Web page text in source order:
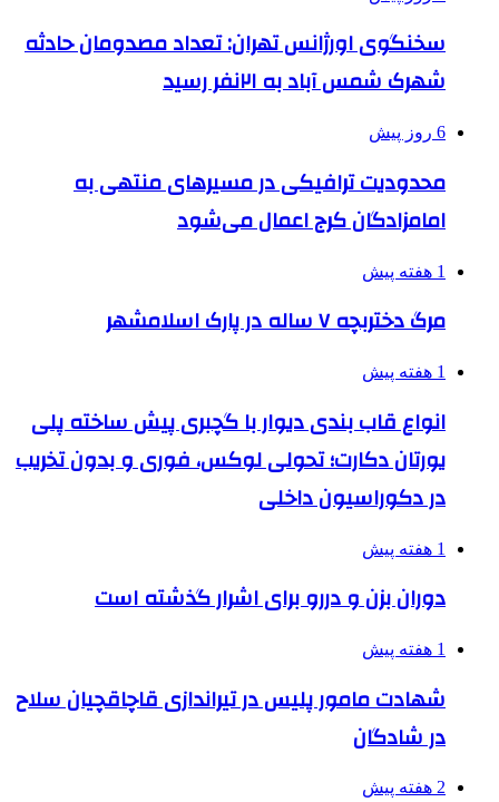
سخنگوی اورژانس تهران: تعداد مصدومان حادثه
شهرک شمس آباد به ۲۱نفر رسید
6 روز پیش
محدودیت ترافیکی در مسیرهای منتهی به
امامزادگان کرج اعمال می‌شود
1 هفته پیش
مرگ دختربچه ۷ ساله در پارک اسلامشهر
1 هفته پیش
انواع قاب بندی دیوار با گچبری پیش ساخته پلی
یورتان دکارت؛ تحولی لوکس، فوری و بدون تخریب
در دکوراسیون داخلی
1 هفته پیش
دوران بزن و دررو برای اشرار گذشته است
1 هفته پیش
شهادت مامور پلیس در تیراندازی قاچاقچیان سلاح
در شادگان
2 هفته پیش